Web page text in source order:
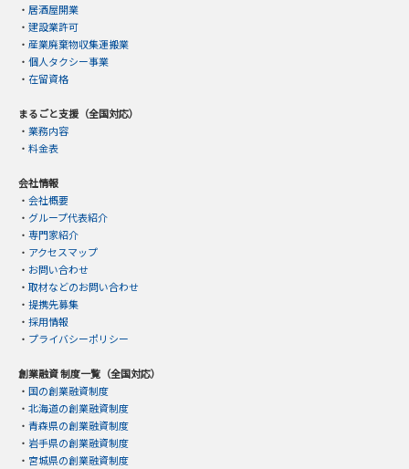
・ 居酒屋開業
・ 建設業許可
・ 産業廃棄物収集運搬業
・ 個人タクシー事業
・ 在留資格
まるごと支援（全国対応）
・ 業務内容
・ 料金表
会社情報
・ 会社概要
・ グループ代表紹介
・ 専門家紹介
・ アクセスマップ
・ お問い合わせ
・ 取材などのお問い合わせ
・ 提携先募集
・ 採用情報
・ プライバシーポリシー
創業融資 制度一覧（全国対応）
・ 国の創業融資制度
・ 北海道の創業融資制度
・ 青森県の創業融資制度
・ 岩手県の創業融資制度
・ 宮城県の創業融資制度